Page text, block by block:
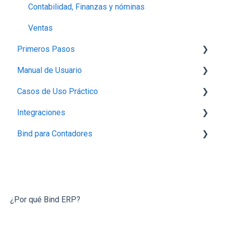
Contabilidad, Finanzas y nóminas
Ventas
Primeros Pasos
1.-Introducción a Bind ERP
2.-Carga de información básica
3.- Producción
4.- Ventas
7.-Finanzas
Manual de Usuario
Configuración
Perfil de empresa
Proveedores
Otras Funcionalidades
Casos de Uso Práctico
Inventario
Productos
Bancos
Integraciones
Integración con Mercado Libre
Integración vía API
Bind para Contadores
¿Por qué Bind ERP?